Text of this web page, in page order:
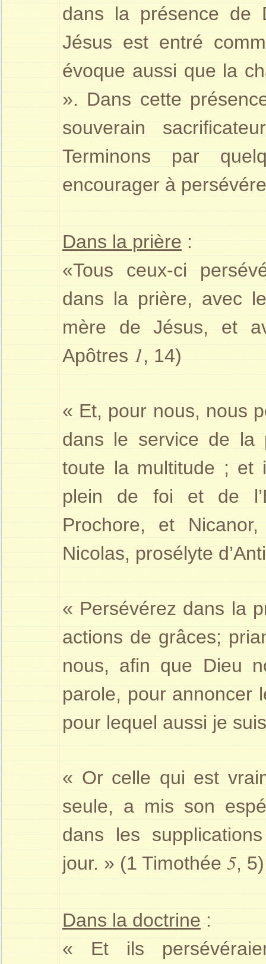
dans la présence de
Jésus est entré
évoque aussi que la
». Dans cette
souverain
Terminons par
encourager à
Dans la prière :
«Tous ceux-ci
dans la prière, avec
mère de Jésus, et
Apôtres 1, 14)
« Et, pour nous, nous
dans le service de la
toute la multitude ; et
plein de foi et de
Prochore, et
Nicolas, prosélyte
« Persévérez dans la
actions de grâces;
nous, afin que Dieu
parole, pour annoncer
pour lequel aussi je
« Or celle qui est
seule, a mis son
dans les
jour. » (1 Timothée 5, 5)
Dans la doctrine :
« Et ils